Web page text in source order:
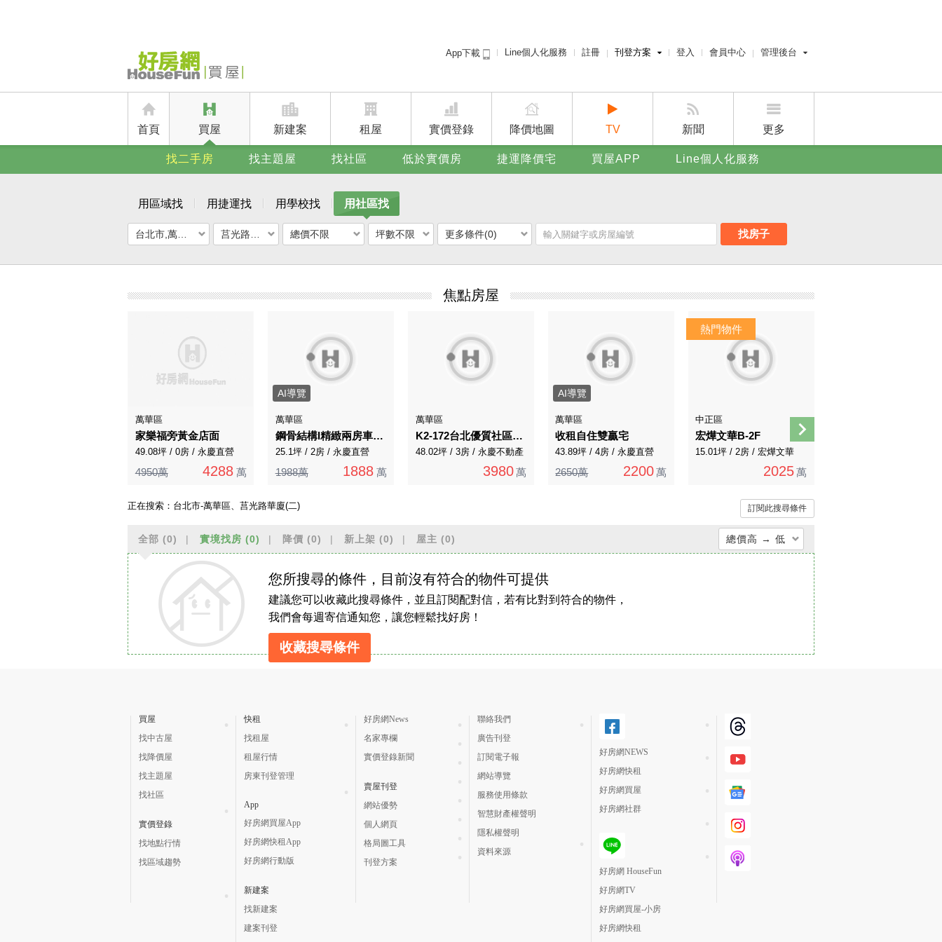
App下載 Line個人化服務 註冊 刊登方案
賣屋刊登
廣告刊登
登入 會員中心 管理後台
屋主管理後台
首頁 買屋 新建案 租屋 實價登錄 降價地圖 TV 新聞 更多
賣屋刊登
找二手房 找主題屋 找社區 低於實價房 捷運降價宅 買屋APP Line個人化服務
用區域找 用捷運找 用學校找 用社區找
總價不限 坪數不限 更多條件(0) 找房子
焦點房屋
萬華區
家樂福旁黃金店面
49.08坪 / 0房 / 永慶直營
4950萬 4288 萬
AI導覽
萬華區
鋼骨結構I精緻兩房車位I泳池美宅
25.1坪 / 2房 / 永慶直營
1988萬 1888 萬
萬華區
K2-172台北優質社區邊間裝潢3房車採光華廈B
48.02坪 / 3房 / 永慶不動產
3980 萬
AI導覽
萬華區
收租自住雙贏宅
43.89坪 / 4房 / 永慶直營
2650萬 2200 萬
中正區
宏燁文華B-2F
15.01坪 / 2房 / 宏燁文華
2025 萬
正在搜索： 台北市-萬華區、莒光路華廈(二) 訂閱此搜尋條件
全部 (0) 實境找房 (0) 降價 (0) 新上架 (0) 屋主 (0) 總價高 → 低
上架日期新 → 舊
刷新時間新 → 舊
月熱門度高 → 低
您所搜尋的條件，目前沒有符合的物件可提供
建議您可以收藏此搜尋條件，並且訂閱配對信，若有比對到符合的物件，
我們會每週寄信通知您，讓您輕鬆找好房！
收藏搜尋條件
買屋
找中古屋
找降價屋
找主題屋
找社區
實價登錄
找地點行情
找區域趨勢
快租
找租屋
租屋行情
房東刊登管理
App
好房網買屋App
好房網快租App
好房網行動版
新建案
找新建案
建案刊登
好房網News
名家專欄
實價登錄新聞
賣屋刊登
網站優勢
個人網頁
格局圖工具
刊登方案
聯絡我們
廣告刊登
訂閱電子報
網站導覽
服務使用條款
智慧財產權聲明
隱私權聲明
資料來源
好房網NEWS
好房網快租
好房網買屋
好房網社群
好房網 HouseFun
好房網TV
好房網買屋-小房
好房網快租